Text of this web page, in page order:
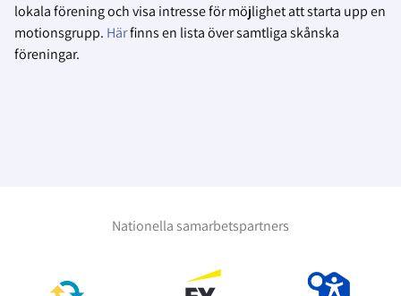
lokala förening och visa intresse för möjlighet att starta upp en
motionsgrupp. Härfinns en lista över samtliga skånska
föreningar.
Nationella samarbetspartners